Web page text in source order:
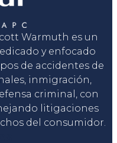
Warmuth es un
y enfocado
de accidentes de
inmigración,
criminal, con
litigaciones
del consumidor.